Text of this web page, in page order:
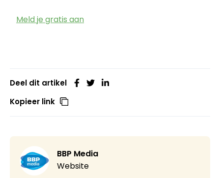
Meld je gratis aan
Deel dit artikel
Kopieer link
BBP Media
Website